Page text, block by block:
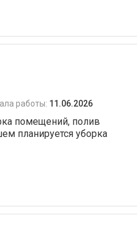
работы: 11.06.2026
помещений, полив
планируется уборка